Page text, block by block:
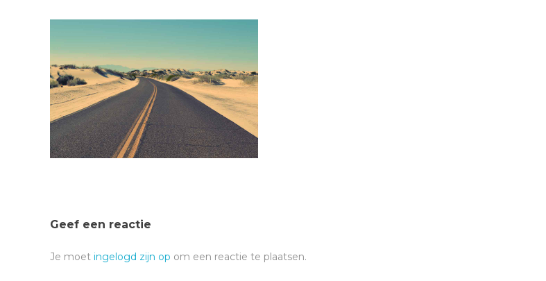
Geef een reactie
Je moet ingelogd zijn op om een reactie te plaatsen.